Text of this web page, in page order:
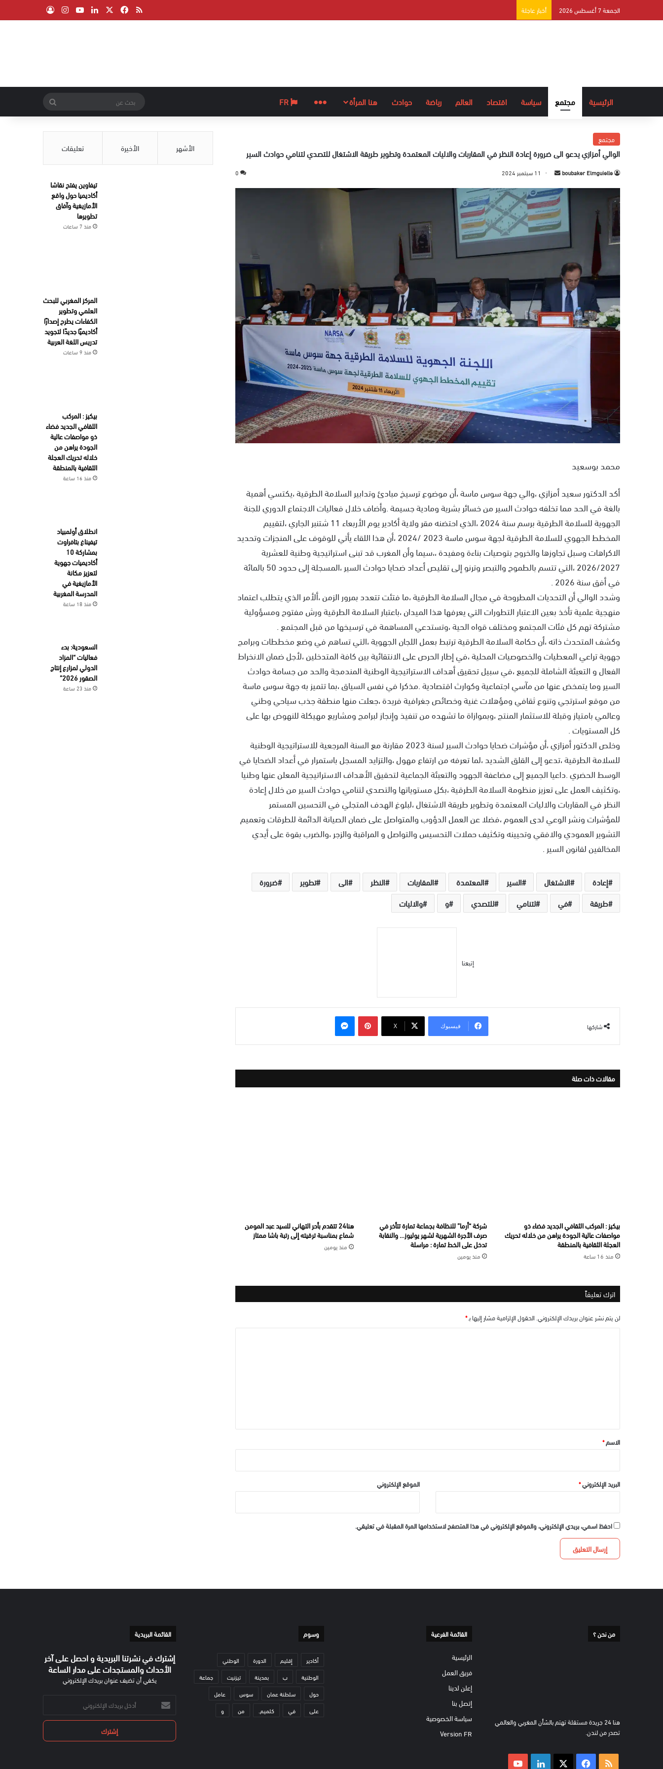
الجمعة 7 أغسطس 2026 أخبار عاجلة ملخص الموقع RSS
فيسبوك لينكدإن ‫YouTube
انستقرام
الرئيسية مجتمع سياسة اقتصاد العالم رياضة حوادث هنا المرأة المزيد
عن
مجتمع
الوالي أمزازي يدعو الى ضرورة إعادة النظر في المقاربات والاليات المعتمدة وتطوير طريقة الاشتغال للتصدي لتنامي حوادث السير
boubaker Elmguielle
س
ل
ب
ر
إ
ت
ر
11 سبتمبر 2024 0
محمد بوسعيد
أكد الدكتور سعيد أمزازي ،والي جهة سوس ماسة ،أن موضوع ترسيخ مبادئ وتدابير السلامة الطرقية ،يكتسي أهمية
بالغة في الحد مما تخلفه حوادث السير من خسائر بشرية ومادية جسيمة .وأضاف خلال فعاليات الاجتماع الدوري للجنة
الجهوية للسلامة الطرقية برسم سنة 2024 ،الذي احتضنه مقر ولاية أكادير يوم الأربعاء 11 شتنبر الجاري ،لتقييم
المخطط الجهوي للسلامة الطرقية لجهة سوس ماسة 2023 /2024 ،أن هذا اللقاء يأتي للوقوف على المنجزات وتحديد
الاكراهات وسبل تجاوزها والخروج بتوصيات بناءة ومفيدة ،،سيما وأن المغرب قد تبنى استراتيجية وطنية للعشرية
2026/2027 ،التي تتسم بالطموح والتبصر وترنو إلى تقليص أعداد ضحايا حوادث السير ،المسجلة إلى حدود 50 بالمائة
في أفق سنة 2026 .
وشدد الوالي أن التحديات المطروحة في مجال السلامة الطرقية ،ما فتئت تتعدد بمرور الزمن ،ألأمر الذي يتطلب اعتماد
منهجية علمية تأخذ بعين الاعتبار التطورات التي يعرفها هذا الميدان ،باعتبار السلامة الطرقية ورش مفتوح ومسؤولية
مشتركة تهم كل فئات المجتمع ومختلف قواه الحية ،وتستدعي المساهمة في ترسيخها من قبل المجتمع .
وكشف المتحدث ذاته ،أن حكامة السلامة الطرقية ترتبط بعمل اللجان الجهوية ،التي تساهم في وضع مخططات وبرامج
جهوية تراعي المعطيات والخصوصيات المحلية ،في إطار الحرص على الانتقائية بين كافة المتدخلين ،لأجل ضمان الانخراط
الفعال و التعبئة الشاملة للجميع ،في سبيل تحقيق أهداف الاستراتيجية الوطنية المندمجة والحد من جسامة حوادث
السير وما يتمخض عنها من مآسي اجتماعية وكوارث اقتصادية .مذكرا في نفس السياق ،بما تتميز به جهة سوس ماسة
من موقع استرتجي وتنوع ثقافي ومؤهلات غنية وخصائص جغرافية فريدة ،جعلت منها منطقة جذب سياحي وطني
وعالمي بامتياز وقبلة للاستثمار المنتج ،وبموازاة ما تشهده من تنفيذ وإنجاز لبرامج ومشاريع مهيكلة للنهوض بها على
كل المستويات .
وخلص الدكتور أمزازي ،أن مؤشرات ضحايا حوادث السير لسنة 2023 مقارنة مع السنة المرجعية للاستراتيجية الوطنية
للسلامة الطرقية ،تدعو إلى القلق الشديد ،لما تعرفه من ارتفاع مهول ،والتزايد المسجل باستمرار في أعداد الضحايا في
الوسط الحضري .داعيا الجميع إلى مضاعفة الجهود والتعبئة الجماعية لتحقيق الأهداف الاستراتيجية المعلن عنها وطنيا
،وتكثيف العمل على تعزيز منظومة السلامة الطرقية ،بكل مستوياتها والتصدي لتنامي حوادث السير من خلال إعادة
النظر في المقاربات والاليات المعتمدة وتطوير طريقة الاشتغال ،لبلوغ الهدف المتجلي في التحسين المستمر
للمؤشرات ونشر الوعي لدى العموم ،فضلا عن العمل الدؤوب والمتواصل على ضمان الصيانة الدائمة للطرقات وتعميم
التشوير العمودي والافقي وتحيينه وتكثيف حملات التحسيس والتواصل و المراقبة والزجر ،والضرب بقوة على أيدي
المخالفين لقانون السير .
إعادة الاشتغال السير المعتمدة المقاربات النظر الى تطوير
ضرورة
طريقة
في لتنامي للتصدي و والاليات
إتبعنا
شاركها فيسبوك ‫X
بينتيريست
مقالات ذات صلة
بيكيز : المركب الثقافي الجديد فضاء ذو
مواصفات عالية الجودة يراهن من خلاله تحريك
العجلة الثقافية بالمنطقة
منذ 16 ساعة
شركة “أرما” للنظافة بجماعة تمارة تتأخر في
صرف الأجرة الشهرية لشهر يوليوز… والنقابة
تدخل على الخط تمارة : مراسلة
منذ يومين
هنا24 تتقدم بأحر التهاني للسيد عبد المومن
شماع بمناسبة ترقيته إلى رتبة باشا ممتاز
منذ يومين
اترك تعليقاً
لن يتم نشر عنوان بريدك الإلكتروني. الحقول الإلزامية مشار إليها بـ*
*الاسم*
البريد الإلكتروني* الموقع الإلكتروني
احفظ اسمي، بريدي الإلكتروني، والموقع الإلكتروني في هذا المتصفح لاستخدامها المرة المقبلة في تعليقي.
الأشهر الأخيرة تعليقات
تيفاوين يفتح نقاشا
أكاديميا حول واقع
الأمازيغية وآفاق
تطويرها
منذ 7 ساعات
المركز المغربي للبحث
العلمي وتطوير
الكفاءات يطرح إصدارًا
أكاديميًا جديدًا لتجويد
تدريس اللغة العربية
منذ 9 ساعات
بيكيز : المركب
الثقافي الجديد فضاء
ذو مواصفات عالية
الجودة يراهن من
خلاله تحريك العجلة
الثقافية بالمنطقة
منذ 16 ساعة
انطلاق أولمبياد
تيفيناغ بتافراوت
بمشاركة 10
أكاديميات جهوية
لتعزيز مكانة
الأمازيغية في
المدرسة المغربية
منذ 18 ساعة
السعودية: بدء
فعاليات “المزاد
الدولي لمزارع إنتاج
الصقور 2026”
منذ 23 ساعة
من نحن ؟
هنا 24 جريدة مستقلة تهتم بالشأن المغربي والعالمي
تصدر من لندن.
ملخص فيسبوك لينكدإن
القائمة الفرعية
الرئيسية
فريق العمل
إعلن لدينا
إتصل بنا
سياسة الخصوصية
Version FR
وسوم
أكادير إقليم الدورة
الوطني
الوطنية
ب بمدينة تيزنيت
جماعة
حول
سلطنة عمان سوس
عامل
على
في كلميم. من و
القائمة البريدية
إشترك في نشرتنا البريدية و احصل على آخر
الأحداث والمستجدات على مدار الساعة
يكفي أن تضيف عنوان بريدك الإلكتروني
أدخل
بريدك
الإلكتروني